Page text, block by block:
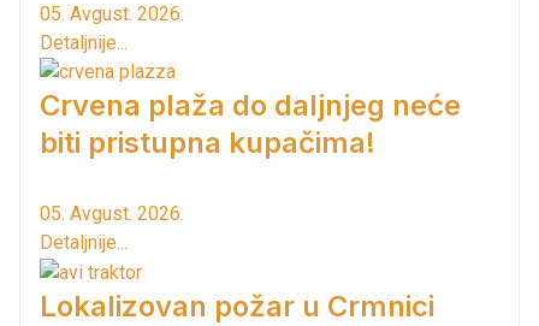
05. Avgust. 2026.
Detaljnije...
Crvena plaža do daljnjeg neće
biti pristupna kupačima!
05. Avgust. 2026.
Detaljnije...
Lokalizovan požar u Crmnici